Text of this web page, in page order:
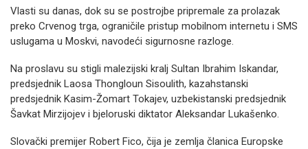
Vlasti su danas, dok su se postrojbe pripremale za prolazak
preko Crvenog trga, ograničile pristup mobilnom internetu i SMS
uslugama u Moskvi, navodeći sigurnosne razloge.
Na proslavu su stigli malezijski kralj Sultan Ibrahim Iskandar,
predsjednik Laosa Thongloun Sisoulith, kazahstanski
predsjednik Kasim-Žomart Tokajev, uzbekistanski predsjednik
Šavkat Mirzijojev i bjeloruski diktator Aleksandar Lukašenko.
Slovački premijer Robert Fico, čija je zemlja članica Europske